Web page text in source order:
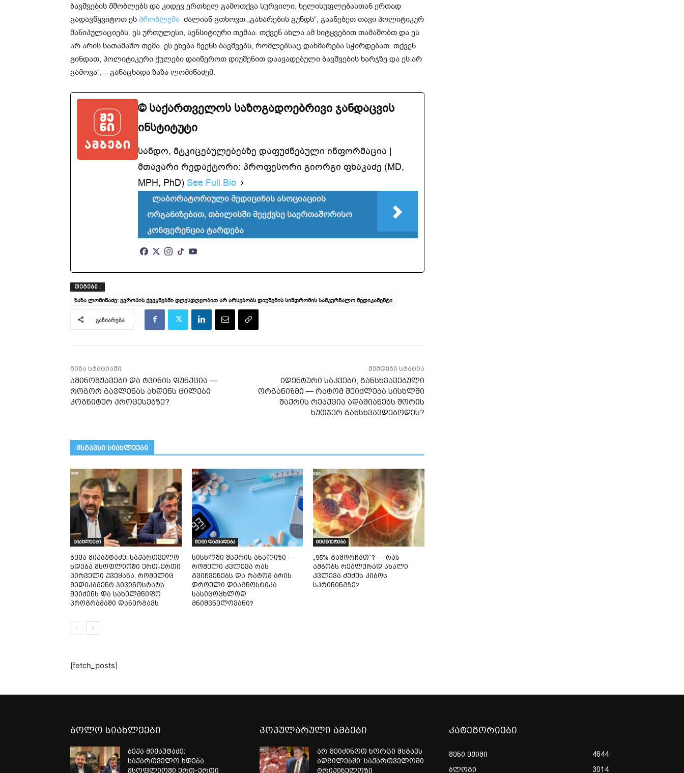
ბავშვების მშობლებს და კიდევ ერთხელ გამოთქვა სურვილი, ხელისუფლებასთან ერთად
გადავწყვიტოთ ეს პრობლემა. ძალიან გთხოვთ „გახარების გუნდს“, გაანებეთ თავი პოლიტიკურ
მანიპულაციებს. ეს ურთულესი, სენსიტიური თემაა. თქვენ ახლა ამ სიტყვებით თამაშობთ და ეს
არ არის სათამაშო თემა. ეს ეხება ჩვენს ბავშვებს, რომლებსაც დახმარება სჭირდებათ. თქვენ
გინდათ, პოლიტიკური ქულები დაიწეროთ დიუშენით დაავადებული ბავშვების ხარჯზე და ეს არ
გამოვა“, – განაცხადა ზაზა ლომინაძემ.
© საქართველოს საზოგადოებრივი ჯანდაცვის
ინსტიტუტი
სანდო, მტკიცებულებებზე დაფუძნებული ინფორმაცია |
მთავარი რედაქტორი: პროფესორი გიორგი ფხაკაძე (MD,
MPH, PhD) See Full Bio
ლაბორატორიული მედიცინის ასოციაციის
ორგანიზებით, თბილისში მეექვსე საერთაშორისო
კონფერენცია ტარდება
ᲗᲔᲒᲔᲑᲘ :
ზაზა ლომინაძე: ევროპის ქვეყნებში დღესდღეობით არ არსებობს დიუშენის სინდრომის სამკურნალო მედიკამენტი
გაზიარება
წინა სტატიაში
ამინომჟავები და ტვინის ფუნქცია —
როგორ გავლენას ახდენს ცილები
კოგნიტურ პროცესებზე?
შემდეგი სტატია
იდენტური საკვები, განსხვავებული
ორგანიზმი — რატომ შეიძლება სისხლში
შაქრის რეაქცია ადამიანებს შორის
ხუთჯერ განსხვავდებოდეს?
მსგავსი სიახლეები
სიახლეები
ბექა მიქაუტაძე: საქართველო
ხდება მსოფლიოში ერთ-ერთი
პირველი ქვეყანა, რომელიც
მედიკამენტ ჯივინოსტატს
შეიძენს და სახელმწიფო
პროგრამაში დანერგავს
შენი დაავადება
სისხლში შაქრის ანალიზი —
რომელი კვლევა რას
გვიჩვენებს და რატომ არის
დროული დიაგნოსტიკა
სასიცოცხლოდ
მნიშვნელოვანი?
მეცნიერება
„95% გამორჩათ“? — რას
ამბობს რეალურად ახალი
კვლევა ძუძუს კიბოს
სკრინინგზე?
[fetch_posts]
ბოლო სიახლეები
ბექა მიქაუტაძე:
საქართველო ხდება
მსოფლიოში ერთ-ერთი
პოპულარული ამბები
არ შეიძინოთ ხორცი მსგავს
ადგილებში: საქართველოში
ტრიქინელოზი
კატეგორიები
შენი ექიმი
4644
ბლოგი
3014